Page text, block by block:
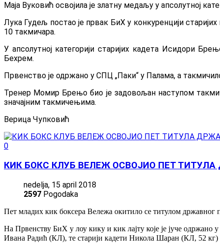
Маја Вуковић освојила је златну медаљу у апсолутној
Лука Гудељ постао је првак БиХ у конкуренцији
10 такмичара.
У апсолутној категорији старијих кадета Исидори
Бехрем.
Првенство је одржано у СПЦ „Паки“ у Палама, а
Тренер Момир Брењо био је задовољан наступом
значајним такмичењима.
Верица Чупковић
0
КИК БОКС КЛУБ ВЕЛЕЖ ОСВОЈИО ПЕТ
nedelja, 15 april 2018
2597 Pogodaka
Пет младих кик боксера Вележа окитило се титулом државног
На Првенству БиХ у лоу кику и кик лајту које је јуче
Ивана Радић (КЛ), те старији кадети Никола Шаран (КЛ, 52